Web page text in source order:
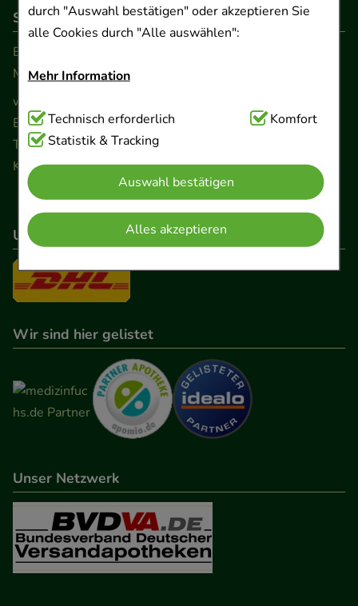
durch "Auswahl bestätigen" oder akzeptieren Sie
alle Cookies durch "Alle auswählen":
Mehr Information
Technisch Notwendig:Hierbei handelt es sich um
Cookies, die für die Grundfunktionen unserer
Website notwendig sind (z.B. Navigation,
Warenkorb, Kundenkonto), weshalb auf diese nicht
verzichtet werden kann.
Komfort:Diese Cookies werden genutzt um das
Einkaufserlebnis noch ansprechender zu gestalten,
beispielsweise für die Wiedererkennung des
Verhaltensweisen (z.B. Spracheinstellung)
anzupassen. Komfort-Cookies ermöglichen es uns
auch auf Ihre Bedürfnisse zugeschrittene Inhalte
anzuzeigen und unser Partnerprogramm zu
betreiben.
Informationen über die Art und Weise der Nutzung
unserer Website sammeln, mit deren Hilfe wir
unsere Website weiter für Sie optimieren können,
den Inhalt auf unserer Website aber auch die
Werbung auf Drittseiten möglichst relevant für Sie
Technisch erforderlich
Komfort
Statistik & Tracking
Auswahl bestätigen
Alles akzeptieren
So erreichen Sie uns
Beratung und Kundenservice:
Montag - Freitag von 9.00 bis 17.00 Uhr
www.ApoSalis.de
Ernst-August-Platz 2 · 30159 Hannover
Telefon 0511 89 71 80 0 · Fax 0511 89 71 80 11
Kontaktformular
Unser Versanddienstleister
Wir sind hier gelistet
Unser Netzwerk